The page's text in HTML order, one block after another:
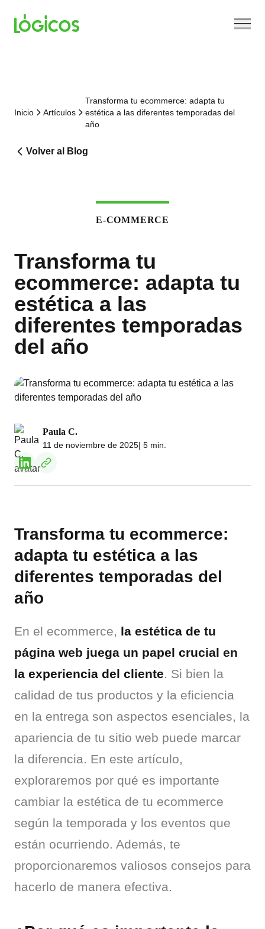
Inicio Artículos
Transforma tu ecommerce: adapta tu
estética a las diferentes temporadas del
año
Volver al Blog
E-COMMERCE
Transforma tu
ecommerce: adapta tu
estética a las
diferentes temporadas
del año
Paula C.
11 de noviembre de 2025| 5 min.
Transforma tu ecommerce:
adapta tu estética a las
diferentes temporadas del
año
En el ecommerce, la estética de tu
página web juega un papel crucial en
la experiencia del cliente. Si bien la
calidad de tus productos y la eficiencia
en la entrega son aspectos esenciales, la
apariencia de tu sitio web puede marcar
la diferencia. En este artículo,
exploraremos por qué es importante
cambiar la estética de tu ecommerce
según la temporada y los eventos que
están ocurriendo. Además, te
proporcionaremos valiosos consejos para
hacerlo de manera efectiva.